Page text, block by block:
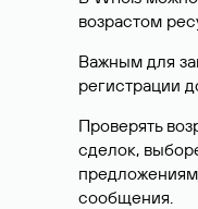
возрастом
Важным для
регистрации
Проверять
сделок,
сообщения.